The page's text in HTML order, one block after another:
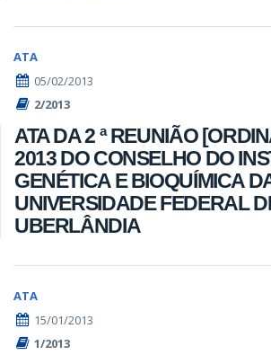
ATA
05/02/2013
2/2013
ATA DA 2 ª REUNIÃO
2013 DO CONSELHO DO
GENÉTICA E BIOQUÍMICA
UNIVERSIDADE FEDERAL
UBERLÂNDIA
ATA
15/01/2013
1/2013